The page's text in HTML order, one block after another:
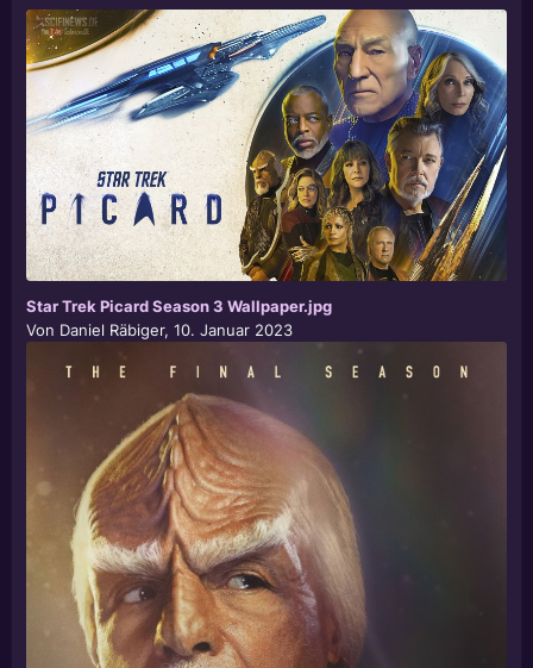
Star Trek Picard Season 3 Wallpaper.jpg
Von Daniel Räbiger, 10. Januar 2023